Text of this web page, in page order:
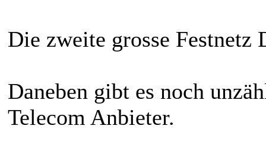
Die zweite grosse
Daneben gibt es noch
Telecom Anbieter.